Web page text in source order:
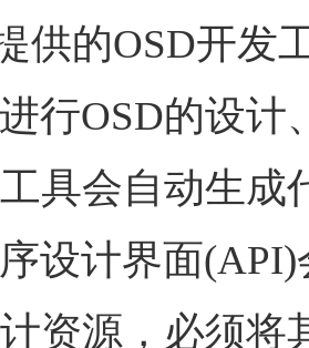
供的OSD开发
行OSD的设
具会自动生
设计界面
资源，必须将